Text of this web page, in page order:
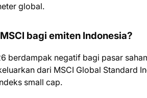
global.
bagi emiten Indonesia?
berdampak negatif bagi pasar
dari MSCI Global Standard
small cap.